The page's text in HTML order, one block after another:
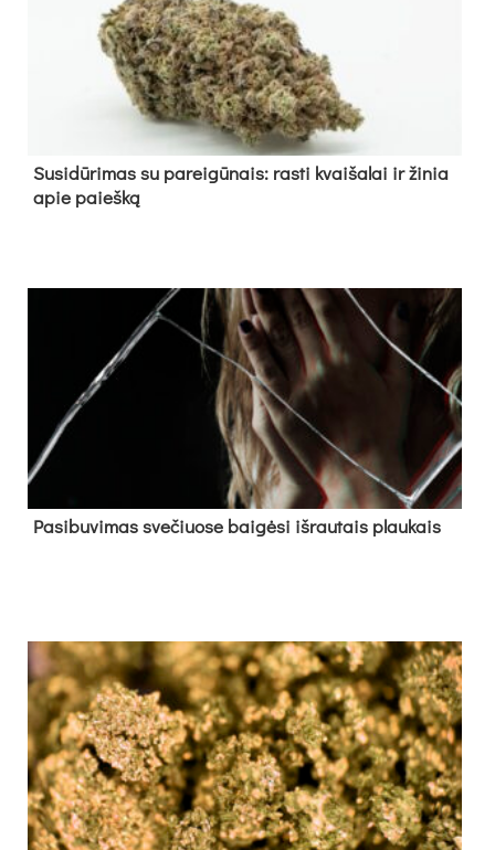
Su­si­dū­ri­mas su pa­rei­gū­nais: ras­ti kvai­ša­lai ir ži­nia
apie paieš­ką
Pa­si­bu­vi­mas sve­čiuo­se bai­gė­si iš­rau­tais plau­kais